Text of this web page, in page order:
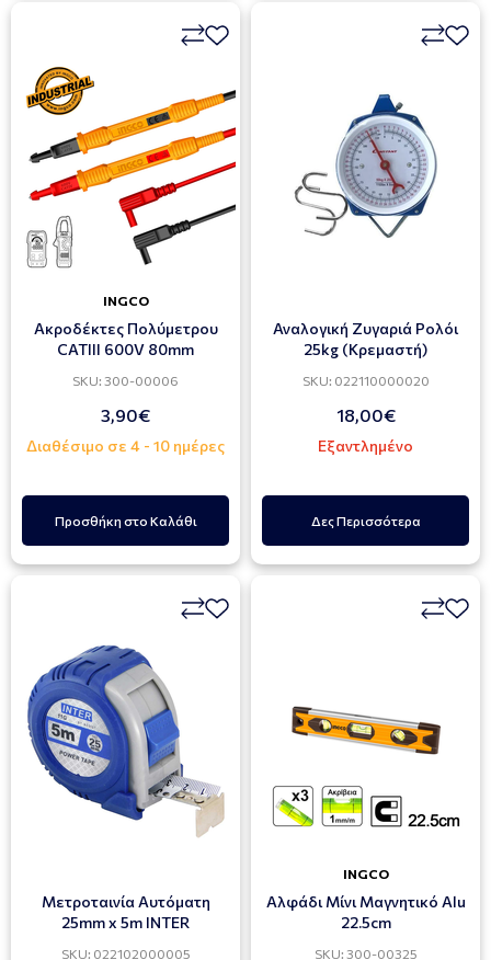
INGCO
Ακροδέκτες Πολύμετρου
CATIII 600V 80mm
SKU: 300-00006
3,90€
Διαθέσιμο σε 4 - 10 ημέρες
Προσθήκη στο Καλάθι
Αναλογική Ζυγαριά Ρολόι
25kg (Κρεμαστή)
SKU: 022110000020
18,00€
Εξαντλημένο
Δες Περισσότερα
Μετροταινία Αυτόματη
25mm x 5m INTER
SKU: 022102000005
INGCO
Αλφάδι Μίνι Μαγνητικό Alu
22.5cm
SKU: 300-00325